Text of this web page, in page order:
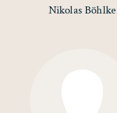
Nikolas Böhlke